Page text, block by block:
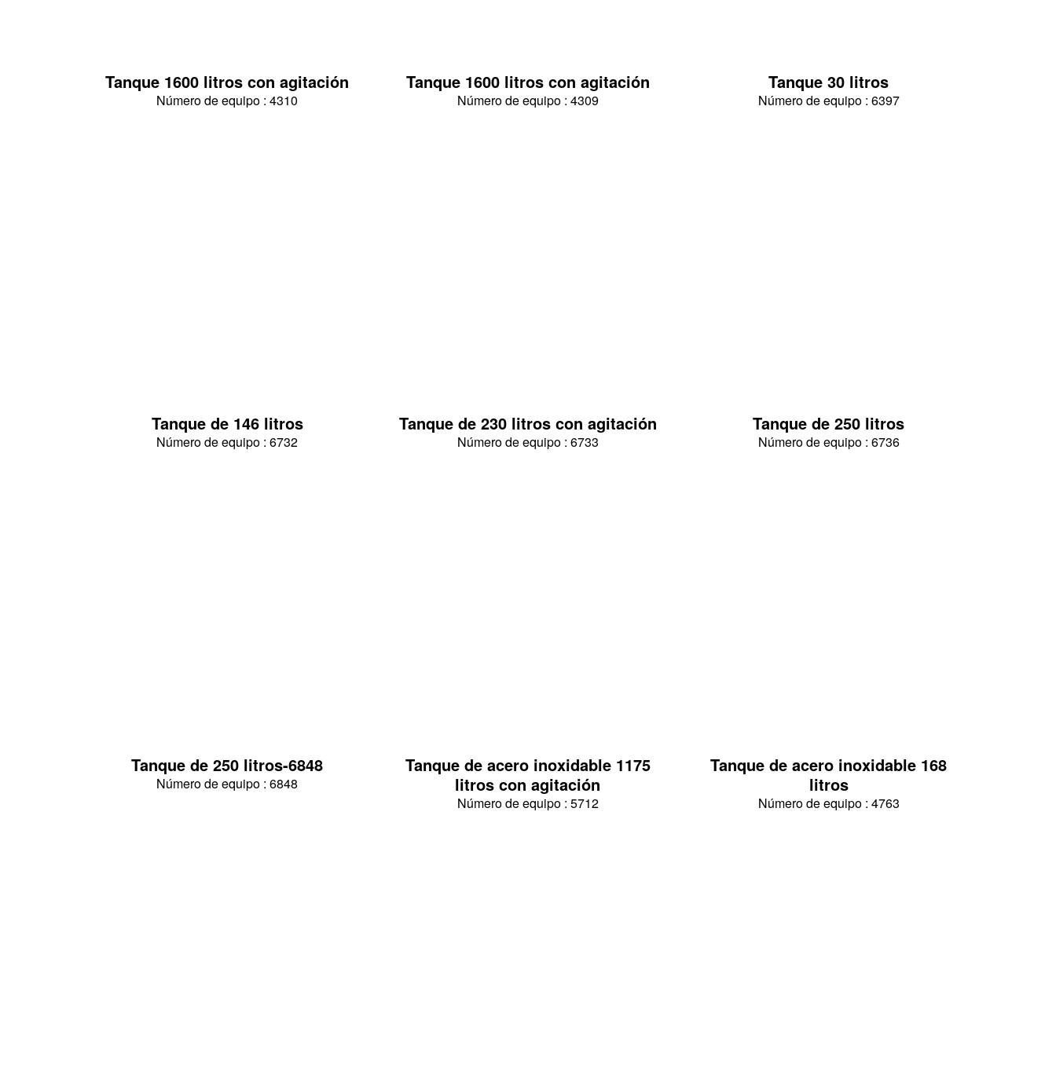
Tanque 1600 litros con agitación
Número de equipo : 4310
Tanque 1600 litros con agitación
Número de equipo : 4309
Tanque 30 litros
Número de equipo : 6397
Tanque de 146 litros
Número de equipo : 6732
Tanque de 230 litros con agitación
Número de equipo : 6733
Tanque de 250 litros
Número de equipo : 6736
Tanque de 250 litros-6848
Número de equipo : 6848
Tanque de acero inoxidable 1175
litros con agitación
Número de equipo : 5712
Tanque de acero inoxidable 168
litros
Número de equipo : 4763